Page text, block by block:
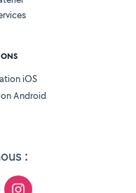
:
iOS
Android